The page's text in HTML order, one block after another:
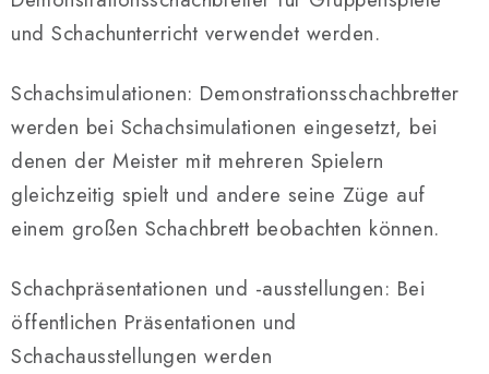
und Schachunterricht verwendet werden.
Schachsimulationen: Demonstrationsschachbretter
werden bei Schachsimulationen eingesetzt, bei
denen der Meister mit mehreren Spielern
gleichzeitig spielt und andere seine Züge auf
einem großen Schachbrett beobachten können.
Schachpräsentationen und -ausstellungen: Bei
öffentlichen Präsentationen und
Schachausstellungen werden